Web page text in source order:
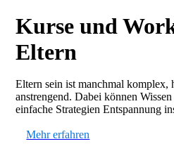
Kurse und
Eltern
Eltern sein ist manchmal komplex,
anstrengend. Dabei können
einfache Strategien Entspannung
Mehr erfahren